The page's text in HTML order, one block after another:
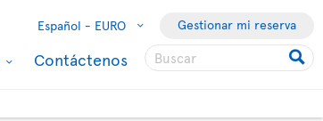
Español - EURO Gestionar mi reserva
Contáctenos